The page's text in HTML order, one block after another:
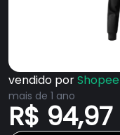
vendido porShopee
mais de 1 ano
R$ 94,97